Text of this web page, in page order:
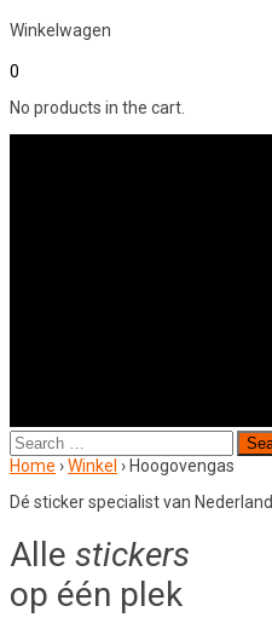
Winkelwagen
0
No products in the cart.
Search
for:
Home ›Winkel › Hoogovengas
Dé sticker specialist van Nederland
Alle stickers
op één plek